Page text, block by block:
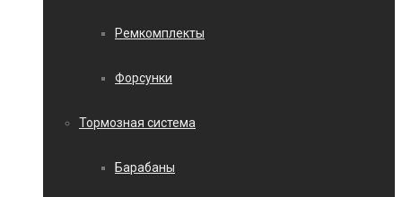
Ремкомплекты
Форсунки
Тормозная система
Барабаны